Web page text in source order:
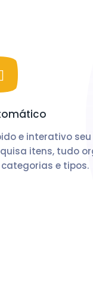
e interativo
itens, tudo
e tipos.